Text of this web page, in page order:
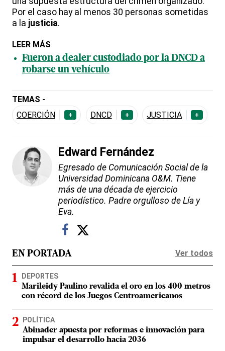
Por el caso hay al menos 30 personas sometidas
a la justicia.
LEER MÁS
Fueron a dealer custodiado por la DNCD a
robarse un vehículo
TEMAS -
COERCIÓN
+ DNCD + JUSTICIA +
Edward Fernández
Egresado de Comunicación Social de la
Universidad Dominicana O&M. Tiene
más de una década de ejercicio
periodístico. Padre orgulloso de Lía y
Eva.
EN PORTADA Ver todos
DEPORTES
Marileidy Paulino revalida el oro en los 400 metros
con récord de los Juegos Centroamericanos
POLÍTICA
Abinader apuesta por reformas e innovación para
impulsar el desarrollo hacia 2036